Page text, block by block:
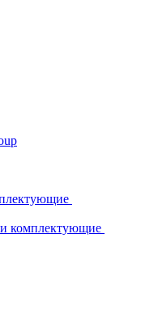
комплектующие